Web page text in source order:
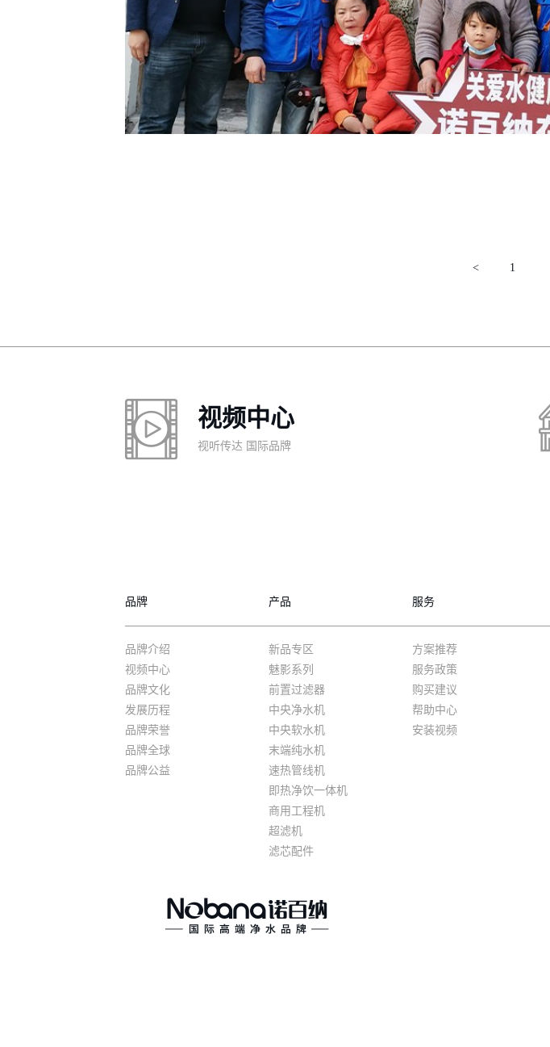
< 1
视频中心
视听传达 国际品牌
品牌 产品 服务
品牌介绍
视频中心
品牌文化
发展历程
品牌荣誉
品牌全球
品牌公益
新品专区
魅影系列
前置过滤器
中央净水机
中央软水机
末端纯水机
速热管线机
即热净饮一体机
商用工程机
超滤机
滤芯配件
方案推荐
服务政策
购买建议
帮助中心
安装视频